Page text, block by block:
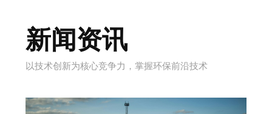
新闻资讯
以技术创新为核心竞争力，掌握环保前沿技术